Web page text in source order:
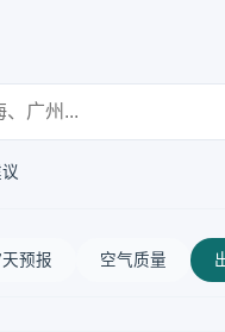
预报 空气质量